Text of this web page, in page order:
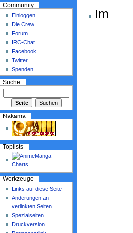
Im
Community
Einloggen
Die Crew
Forum
IRC-Chat
Facebook
Twitter
Spenden
Suche
Nakama
Toplists
Werkzeuge
Links auf diese Seite
Änderungen an
verlinkten Seiten
Spezialseiten
Druckversion